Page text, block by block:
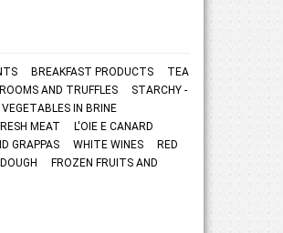
BREAKFAST PRODUCTS
TEA
AND TRUFFLES
STARCHY -
VEGETABLES IN BRINE
MEAT
L'OIE E CANARD
GRAPPAS WHITE WINES
RED
FROZEN FRUITS AND